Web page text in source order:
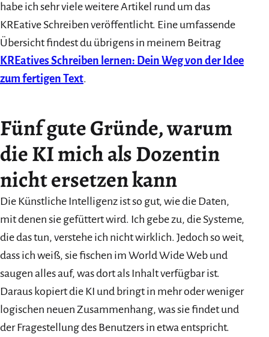
habe ich sehr viele weitere Artikel rund um das
KREative Schreiben veröffentlicht. Eine umfassende
Übersicht findest du übrigens in meinem Beitrag
KREatives Schreiben lernen: Dein Weg von der Idee
zum fertigen Text.
Fünf gute Gründe, warum
die KI mich als Dozentin
nicht ersetzen kann
Die Künstliche Intelligenz ist so gut, wie die Daten,
mit denen sie gefüttert wird. Ich gebe zu, die Systeme,
die das tun, verstehe ich nicht wirklich. Jedoch so weit,
dass ich weiß, sie fischen im World Wide Web und
saugen alles auf, was dort als Inhalt verfügbar ist.
Daraus kopiert die KI und bringt in mehr oder weniger
logischen neuen Zusammenhang, was sie findet und
der Fragestellung des Benutzers in etwa entspricht.